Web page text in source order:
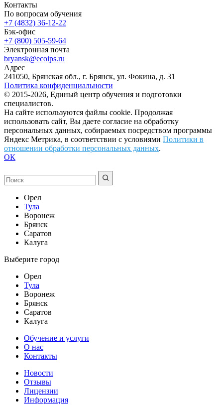
Контакты
По вопросам обучения
+7 (4832) 36-12-22
Бэк-офис
+7 (800) 505-59-64
Электронная почта
bryansk@ecoips.ru
Адрес
241050, Брянская обл., г. Брянск, ул. Фокина, д. 31
Политика конфиденциальности
© 2015-2026, Единый центр обучения и подготовки
специалистов.
На сайте используются файлы cookie. Продолжая
использовать сайт, Вы даете согласие на обработку
персональных данных, собираемых посредством программы
Яндекс Метрика, в соответствии с условиями Политики в
отношении обработки персональных данных.
ОК
Орел
Тула
Воронеж
Брянск
Саратов
Калуга
Выберите город
Орел
Тула
Воронеж
Брянск
Саратов
Калуга
Обучение и услуги
О нас
Контакты
Новости
Отзывы
Лицензии
Информация